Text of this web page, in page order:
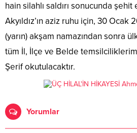
hain silahlı saldırı sonucunda
Akyıldız’ın aziz ruhu için, 30 Ocak
(yarın) akşam namazından sonra
tüm İl, İlçe ve Belde
Şerif okutulacaktır.
Yorumlar